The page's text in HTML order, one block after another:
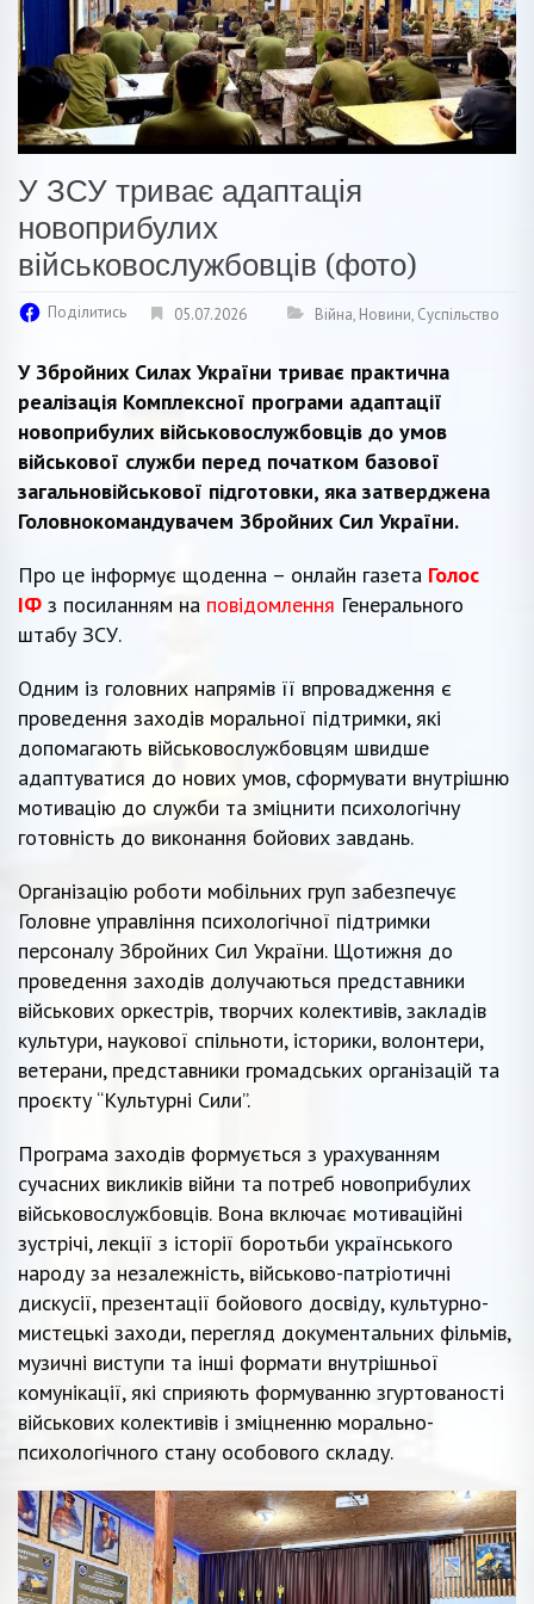
У ЗСУ триває адаптація
новоприбулих
військовослужбовців (фото)
Поділитись 05.07.2026 Війна, Новини, Суспільство
У Збройних Силах України триває практична
реалізація Комплексної програми адаптації
новоприбулих військовослужбовців до умов
військової служби перед початком базової
загальновійськової підготовки, яка затверджена
Головнокомандувачем Збройних Сил України.
Про це інформує щоденна – онлайн газета Голос
ІФ з посиланням на повідомлення Генерального
штабу ЗСУ.
Одним із головних напрямів її впровадження є
проведення заходів моральної підтримки, які
допомагають військовослужбовцям швидше
адаптуватися до нових умов, сформувати внутрішню
мотивацію до служби та зміцнити психологічну
готовність до виконання бойових завдань.
Організацію роботи мобільних груп забезпечує
Головне управління психологічної підтримки
персоналу Збройних Сил України. Щотижня до
проведення заходів долучаються представники
військових оркестрів, творчих колективів, закладів
культури, наукової спільноти, історики, волонтери,
ветерани, представники громадських організацій та
проєкту “Культурні Сили”.
Програма заходів формується з урахуванням
сучасних викликів війни та потреб новоприбулих
військовослужбовців. Вона включає мотиваційні
зустрічі, лекції з історії боротьби українського
народу за незалежність, військово-патріотичні
дискусії, презентації бойового досвіду, культурно-
мистецькі заходи, перегляд документальних фільмів,
музичні виступи та інші формати внутрішньої
комунікації, які сприяють формуванню згуртованості
військових колективів і зміцненню морально-
психологічного стану особового складу.